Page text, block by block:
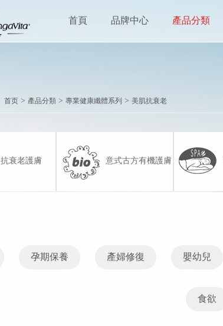
首頁 品牌中心 產品分類
首页 > 產品分類 > 專業健康纖體系列 > 美肌抗衰老
抗衰老護膚 意式古方有機護膚
孕期保養 產婦修復 嬰幼兒
食欲